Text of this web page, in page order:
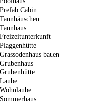
Prefab Cabin
Tannhäuschen
Tannhaus
Freizeitunterkunft
Plaggenhütte
Grassodenhaus bauen
Grubenhaus
Grubenhütte
Laube
Wohnlaube
Sommerhaus